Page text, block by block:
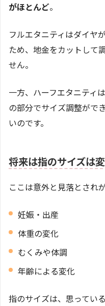
がほとんど。
フルエタニティはダイヤ
ため、地金をカットして
せん。
一方、ハーフエタニティ
の部分でサイズ調整がで
いのです。
将来は指のサイズは
ここは意外と見落とされ
妊娠・出産
体重の変化
むくみや体調
年齢による変化
指のサイズは、思ってい